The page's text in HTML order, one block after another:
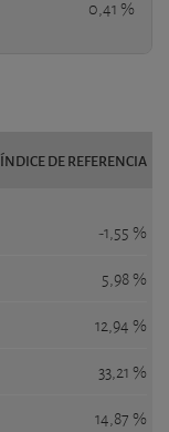
0,41 %
ÍNDICE DE REFERENCIA
-1,55 %
5,98 %
12,94 %
33,21 %
14,87 %